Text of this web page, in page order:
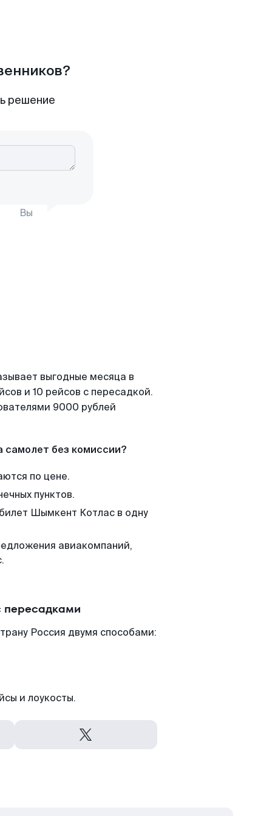
решение
Вы
выгодные месяца в
и 10 рейсов с пересадкой.
9000 рублей
самолет без комиссии?
по цене.
пунктов.
Шымкент Котлас в одну
авиакомпаний,
пересадками
Россия двумя способами:
и лоукосты.